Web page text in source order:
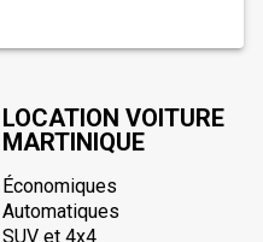
LOCATION VOITURE
MARTINIQUE
Économiques
Automatiques
SUV et 4x4